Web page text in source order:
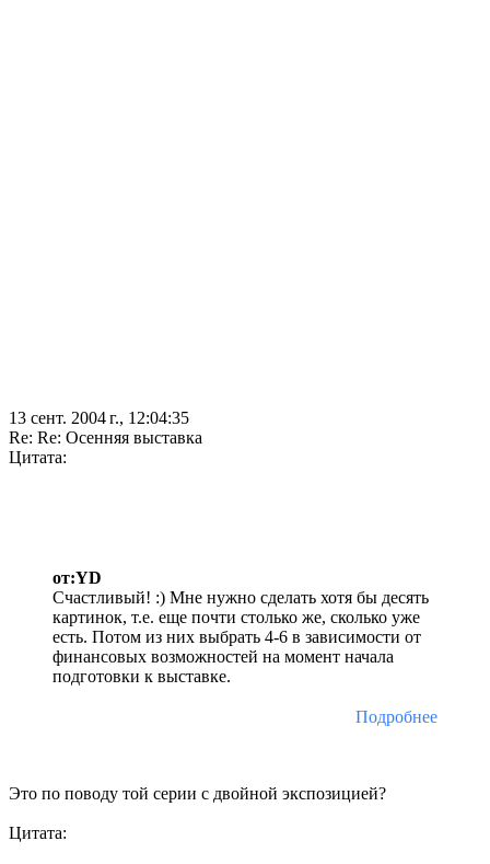
13 сент. 2004 г., 12:04:35
Re: Re: Осенняя выставка
Цитата:
от:YD
Счастливый! :) Мне нужно сделать хотя бы десять
картинок, т.е. еще почти столько же, сколько уже
есть. Потом из них выбрать 4-6 в зависимости от
финансовых возможностей на момент начала
подготовки к выставке.
Подробнее
Это по поводу той серии с двойной экспозицией?
Цитата: